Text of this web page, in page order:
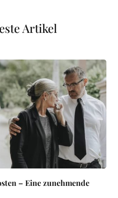
Artikel
– Eine zunehmende